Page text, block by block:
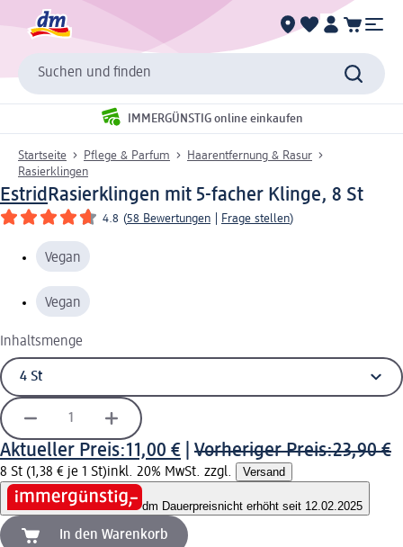
Suchen und finden
IMMERGÜNSTIG online einkaufen
Startseite Pflege & Parfum
Haarentfernung & Rasur
Rasierklingen
EstridRasierklingen mit 5-facher Klinge, 8 St
4.8 (58 Bewertungen Frage stellen)
Vegan
Vegan
Inhaltsmenge
Aktueller Preis:11,00 € Vorheriger Preis:23,90 €
8 St (1,38 € je 1 St)inkl. 20% MwSt. zzgl. Versand
dm Dauerpreisnicht erhöht seit 12.02.2025
In den Warenkorb